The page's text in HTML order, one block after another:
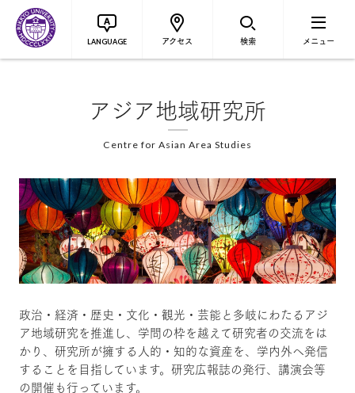
LANGUAGE アクセス 検索 メニュー
アジア地域研究所
Centre for Asian Area Studies
政治・経済・歴史・文化・観光・芸能と多岐にわたるアジ
ア地域研究を推進し、学問の枠を越えて研究者の交流をは
かり、研究所が擁する人的・知的な資産を、学内外へ発信
することを目指しています。研究広報誌の発行、講演会等
の開催も行っています。